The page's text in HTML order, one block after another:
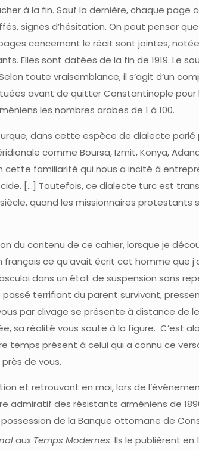
à la fin. Sauf la dernière, chaque page
signes d’hésitation. On peut penser
concernant le récit sont jointes,
Elles sont datées de la fin de 1919. Le
toute vraisemblance, il s’agit d’un
avant de quitter Constantinople pour
les nombres arabes de 1 à 100.
dans cette espèce de dialecte parlé
comme Boursa, Izmit, Konya,
cette familiarité qui nous a incité à
[…] Toutefois, ce dialecte turc est
quand les missionnaires
du contenu de ce cahier, lorsque je
ce qu’avait écrit cet homme que
dans un état de suspension sans
terrifiant du parent survivant,
par clivage se présente à distance de
sa réalité vous saute à la figure. C’est
temps présent à celui qui a connu ce
de vous.
et retrouvant en moi, lors de
admiratif des résistants arméniens de
de la Banque ottomane de
aux Temps Modernes. Ils le publièrent en